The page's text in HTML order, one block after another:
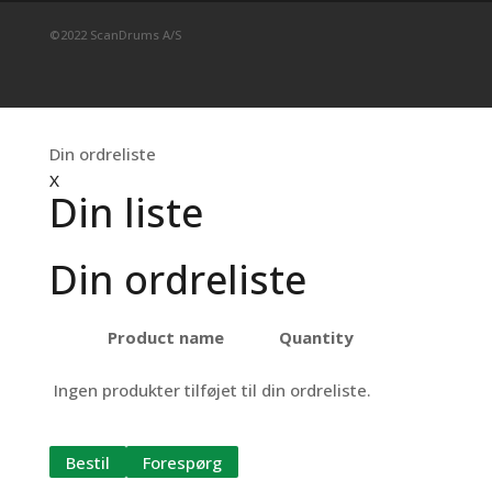
©2022 ScanDrums A/S
Din ordreliste
X
Din liste
Din ordreliste
Product name Quantity
Ingen produkter tilføjet til din ordreliste.
Bestil Forespørg